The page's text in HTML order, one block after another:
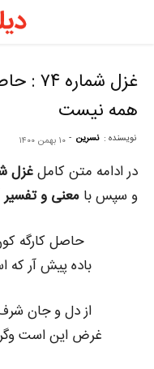
غزل
همه نیست
نویسنده : نسرین - ۱۰ بهمن ۱۴۰۰
در ادامه متن کاملغزل شماره
و سپس با معنی و تفسیر
حاصل کارگه
باده پیش آر
از دل و جان
غرض این است